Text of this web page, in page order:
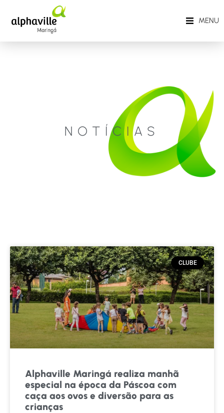
MENU
NOTÍCIAS
CLUBE
Alphaville Maringá realiza manhã
especial na época da Páscoa com
caça aos ovos e diversão para as
crianças